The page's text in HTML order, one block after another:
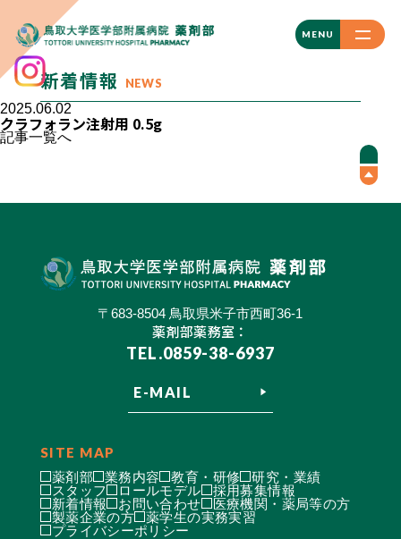
MENU
CLOSE
新着情報 NEWS
2025.06.02
クラフォラン注射用 0.5g
記事一覧へ
〒683-8504 鳥取県米子市西町36-1
薬剤部薬務室：
TEL.0859-38-6937
E-MAIL
SITE MAP
薬剤部 業務内容 教育・研修
研究・業績
スタッフ
ロールモデル
採用募集情報
新着情報
お問い合わせ
医療機関・薬局等の方
製薬企業の方
薬学生の実務実習
プライバシーポリシー